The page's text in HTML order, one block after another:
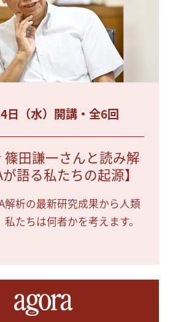
日（水）開講・全6回
篠田謙一さんと読み解
語る私たちの起源】
解析の最新研究成果から人類
たちは何者かを考えます。